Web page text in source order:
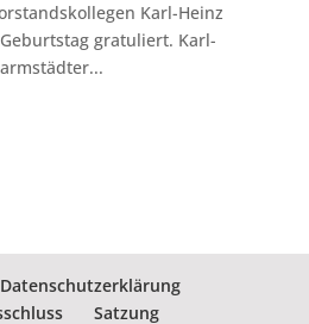
Karl-Heinz
gratuliert. Karl-
Datenschutzerklärung
Satzung